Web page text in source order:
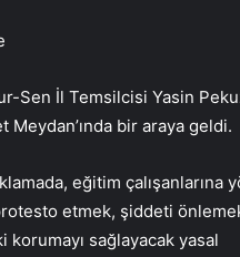
Sen İl Temsilcisi Yasin
bir araya geldi.
eğitim çalışanlarına
etmek, şiddeti
korumayı sağlayacak yasal